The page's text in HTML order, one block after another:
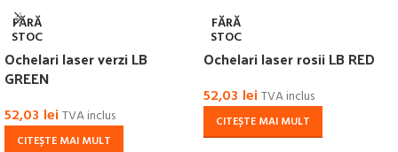
FĂRĂ
STOC
Ochelari laser verzi LB
GREEN
52,03 lei TVA inclus
CITEȘTE MAI MULT
FĂRĂ
STOC
Ochelari laser rosii LB RED
52,03 lei TVA inclus
CITEȘTE MAI MULT